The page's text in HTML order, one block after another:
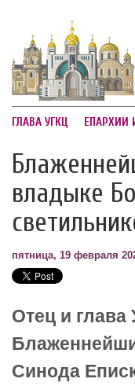
ГЛАВА УГКЦ ЕПАРХИИ
владыке
пятница, 19 февраля
Отец и глава
Синода